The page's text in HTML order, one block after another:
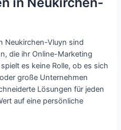
Neukirchen-Vluyn sind
die ihr Online-Marketing
es keine Rolle, ob es sich
große Unternehmen
Lösungen für jeden
auf eine persönliche